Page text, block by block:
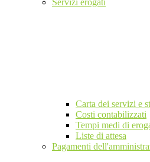
Servizi erogati
Carta dei servizi e
Costi contabilizzati
Tempi medi di
Liste di attesa
Pagamenti